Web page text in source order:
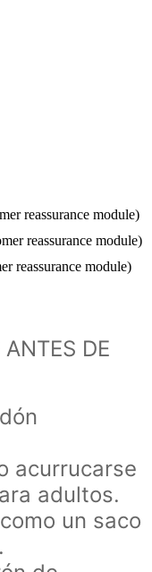
reassurance module)
reassurance module)
reassurance module)
DE
acurrucarse
adultos.
un saco